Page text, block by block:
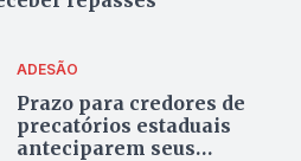
ADESÃO
Prazo para credores de
precatórios estaduais
anteciparem seus